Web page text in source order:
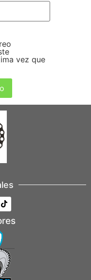
vez que